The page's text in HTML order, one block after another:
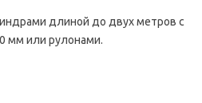
длиной до двух метров с
мм или рулонами.